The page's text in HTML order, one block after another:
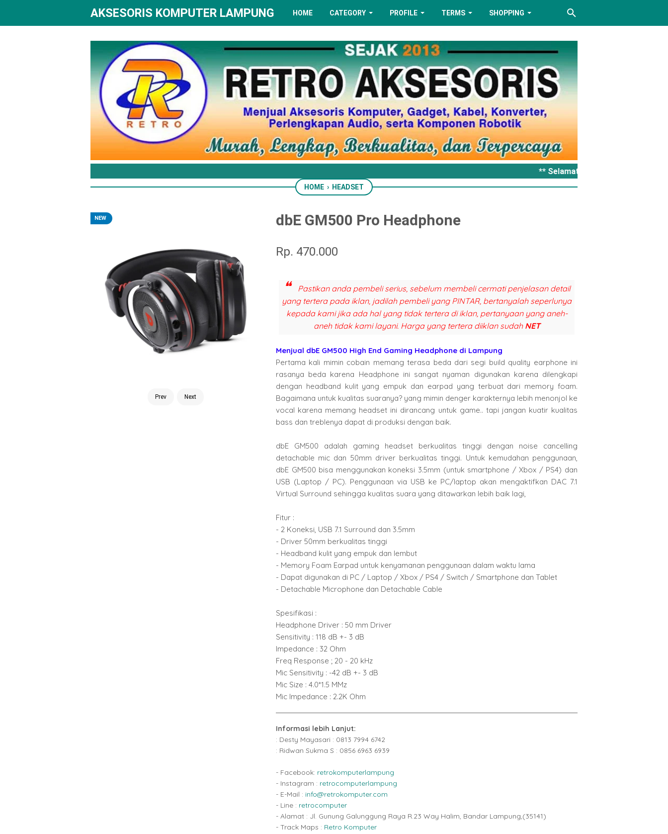
AKSESORIS KOMPUTER LAMPUNG HOME CATEGORY PROFILE TERMS SHOPPING
** Selamat datang di Retro
HOME › HEADSET
dbE GM500 Pro Headphone
NEW
Prev Next
Rp. 470.000
Pastikan anda pembeli serius, sebelum membeli cermati penjelasan detail
yang tertera pada iklan, jadilah pembeli yang PINTAR, bertanyalah seperlunya
kepada kami jika ada hal yang tidak tertera di iklan, pertanyaan yang aneh-
aneh tidak kami layani. Harga yang tertera diiklan sudah NET
Menjual dbE GM500 High End Gaming Headphone di Lampung
Pertama kali mimin cobain memang terasa beda dari segi build quality earphone ini
rasanya beda karena Headphone ini sangat nyaman digunakan karena dilengkapi
dengan headband kulit yang empuk dan earpad yang terbuat dari memory foam.
Bagaimana untuk kualitas suaranya? yang mimin denger karakternya lebih menonjol ke
vocal karena memang headset ini dirancang untuk game.. tapi jangan kuatir kualitas
bass dan treblenya dapat di produksi dengan baik.
dbE GM500 adalah gaming headset berkualitas tinggi dengan noise cancelling
detachable mic dan 50mm driver berkualitas tinggi. Untuk kemudahan penggunaan,
dbE GM500 bisa menggunakan koneksi 3.5mm (untuk smartphone / Xbox / PS4) dan
USB (Laptop / PC). Penggunaan via USB ke PC/laptop akan mengaktifkan DAC 7.1
Virtual Surround sehingga kualitas suara yang ditawarkan lebih baik lagi,
Fitur :
- 2 Koneksi, USB 7.1 Surround dan 3.5mm
- Driver 50mm berkualitas tinggi
- Headband kulit yang empuk dan lembut
- Memory Foam Earpad untuk kenyamanan penggunaan dalam waktu lama
- Dapat digunakan di PC / Laptop / Xbox / PS4 / Switch / Smartphone dan Tablet
- Detachable Microphone dan Detachable Cable
Spesifikasi :
Headphone Driver : 50 mm Driver
Sensitivity : 118 dB +- 3 dB
Impedance : 32 Ohm
Freq Response ; 20 - 20 kHz
Mic Sensitivity : -42 dB +- 3 dB
Mic Size : 4.0*1.5 MMz
Mic Impedance : 2.2K Ohm
Informasi lebih Lanjut:
: Desty Mayasari : 0813 7994 6742
: Ridwan Sukma S : 0856 6963 6939
- Facebook: retrokomputerlampung
- Instagram : retrocomputerlampung
- E-Mail : info@retrokomputer.com
- Line : retrocomputer
- Alamat : Jl. Gunung Galunggung Raya R.23 Way Halim, Bandar Lampung,(35141)
- Track Maps : Retro Komputer